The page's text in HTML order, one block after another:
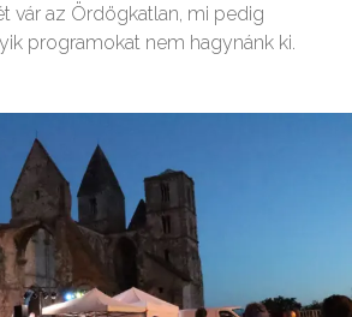
vár az Ördögkatlan, mi pedig
programokat nem hagynánk ki.